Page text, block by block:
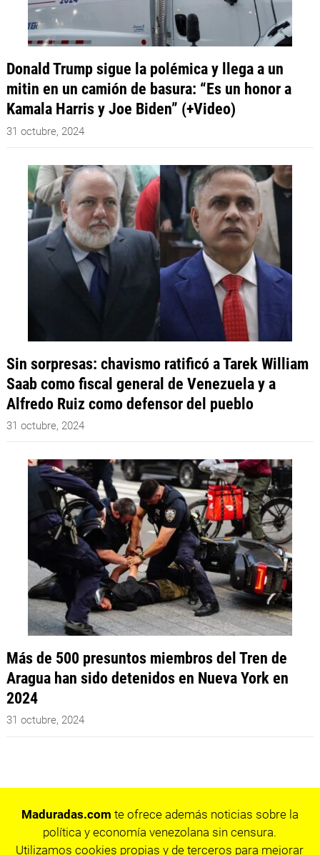
Donald Trump sigue la polémica y llega a un
mitin en un camión de basura: “Es un honor a
Kamala Harris y Joe Biden” (+Video)
31 octubre, 2024
Sin sorpresas: chavismo ratificó a Tarek William
Saab como fiscal general de Venezuela y a
Alfredo Ruiz como defensor del pueblo
31 octubre, 2024
Más de 500 presuntos miembros del Tren de
Aragua han sido detenidos en Nueva York en
2024
31 octubre, 2024
Maduradas.com te ofrece además noticias sobre la
política y economía venezolana sin censura.
Utilizamos cookies propias y de terceros para mejorar